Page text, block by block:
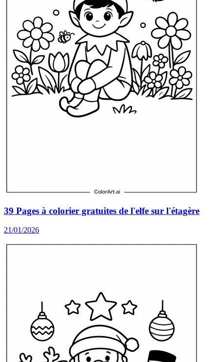
39 Pages à colorier gratuites de l'elfe sur l'étagère
21/01/2026